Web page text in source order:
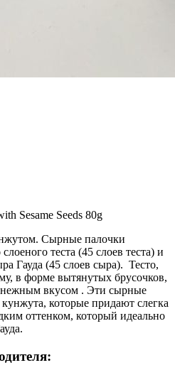
Sesame Seeds 80g
Сырные палочки
теста (45 слоев теста) и
Гауда (45 слоев сыра). Тесто,
в форме вытянутых брусочков,
вкусом . Эти сырные
которые придают слегка
оттенком, который идеально